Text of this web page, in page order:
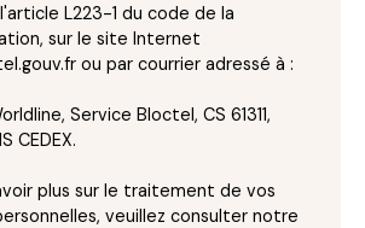
L223-1 du code de la
sur le site Internet
ou par courrier adressé à :
Service Bloctel, CS 61311,
CEDEX.
plus sur le traitement de vos
veuillez consulter notre